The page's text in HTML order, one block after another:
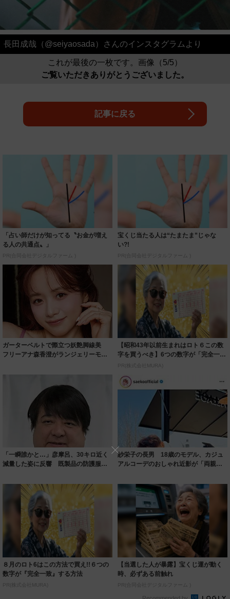
長田成哉（@seiyaosada）さんのインスタグラムより
これが最後の一枚です。画像（5/5）
ご覧いただきありがとうございました。
記事に戻る
「占い師だけが知ってる〝お金が増え
る人の共通点〟」
PR(合同会社デジタルファーム )
宝くじ当たる人は“たまたま”じゃな
い?!
PR(合同会社デジタルファーム )
ガーターベルトで際立つ妖艶脚線美
フリーアナ森香澄がランジェリーモデ
【昭和43年以前生まれはロト６この数
字を買うべき】6つの数字が「完全一
致」する方...
PR(株式会社MURA)
「一瞬誰かと…」彦摩呂、30キロ近く
減量した姿に反響 既製品の防護服が
紗栄子の長男 18歳のモデル、カジュ
アルコーデのおしゃれ近影が「両親の
８月のロト6はこの方法で買え!!６つの
数字が『完全一致』する方法
PR(株式会社MURA)
【当選した人が暴露】宝くじ運が動く
時、必ずある前触れ
PR(合同会社デジタルファーム )